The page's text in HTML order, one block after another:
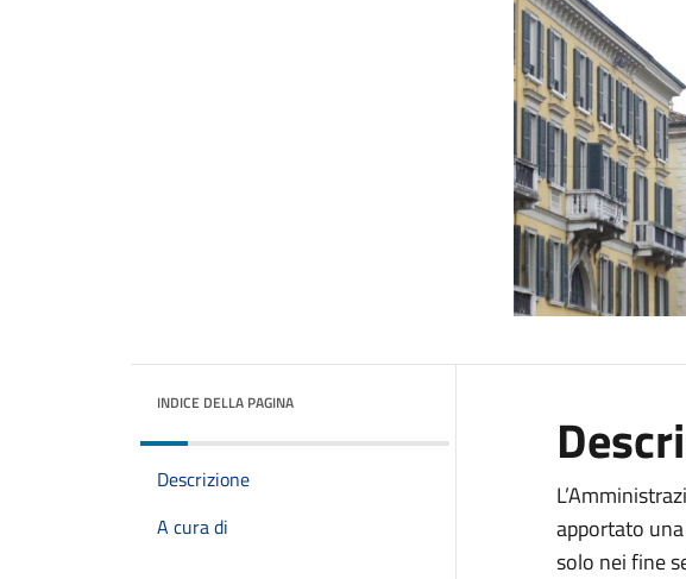
INDICE DELLA PAGINA
Descrizione
A cura di
apportato
solo nei fine